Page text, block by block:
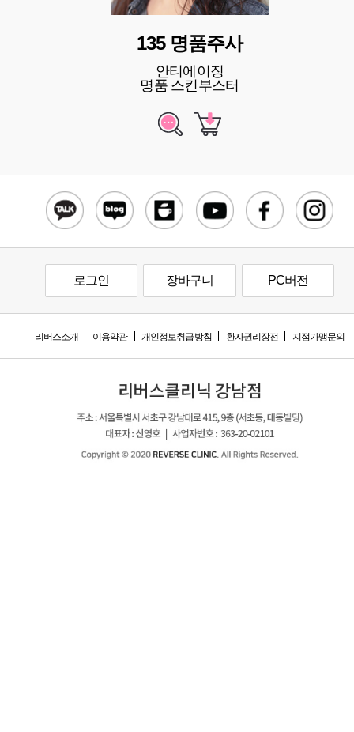
135 명품주사
안티에이징
명품 스킨부스터
로그인 장바구니 PC버전
리버스소개 이용약관 개인정보취급방침 환자권리장전 지점가맹문의